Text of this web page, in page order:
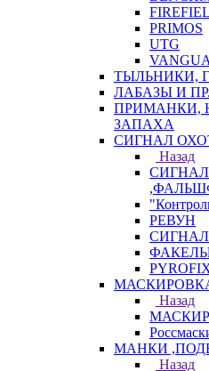
PRIMOS
UTG
ТЫЛЬНИКИ,
ЛАБАЗЫ И ПР.
ПРИМАНКИ,
ЗАПАХА
СИГНАЛ
Назад
РЕВУН
Назад
МАНКИ
Назад